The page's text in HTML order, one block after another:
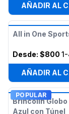
AÑADIR AL
All in One
Desde: $800
AÑADIR AL
POPULAR
Brincolín Globo
Azul con Túnel